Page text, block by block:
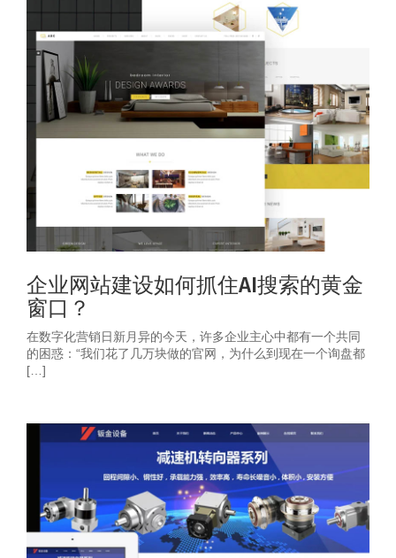
企业网站建设如何抓住AI搜索的黄金
窗口？
在数字化营销日新月异的今天，许多企业主心中都有一个共同
的困惑：“我们花了几万块做的官网，为什么到现在一个询盘都
[…]